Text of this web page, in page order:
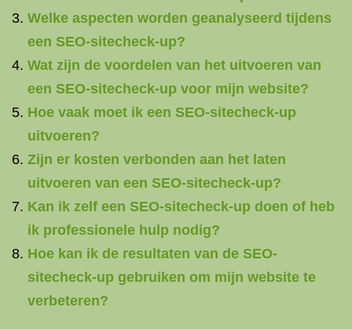
Welke aspecten worden geanalyseerd tijdens
een SEO-sitecheck-up?
Wat zijn de voordelen van het uitvoeren van
een SEO-sitecheck-up voor mijn website?
Hoe vaak moet ik een SEO-sitecheck-up
uitvoeren?
Zijn er kosten verbonden aan het laten
uitvoeren van een SEO-sitecheck-up?
Kan ik zelf een SEO-sitecheck-up doen of heb
ik professionele hulp nodig?
Hoe kan ik de resultaten van de SEO-
sitecheck-up gebruiken om mijn website te
verbeteren?